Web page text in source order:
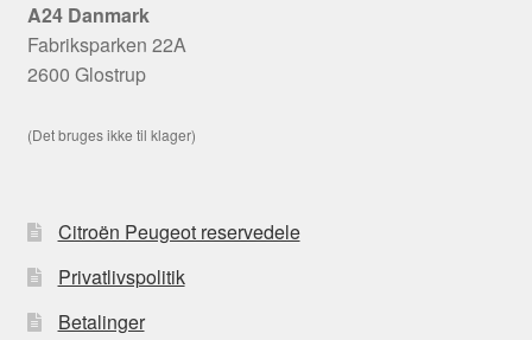
A24 Danmark
Fabriksparken 22A
2600 Glostrup
(Det bruges ikke til klager)
Citroën Peugeot reservedele
Privatlivspolitik
Betalinger